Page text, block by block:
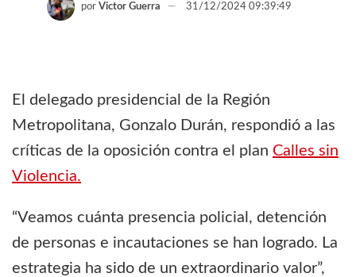
por Victor Guerra 31/12/2024 09:39:49
El delegado presidencial de la Región
Metropolitana, Gonzalo Durán, respondió a las
críticas de la oposición contra el plan Calles sin
Violencia.
“Veamos cuánta presencia policial, detención
de personas e incautaciones se han logrado. La
estrategia ha sido de un extraordinario valor”,